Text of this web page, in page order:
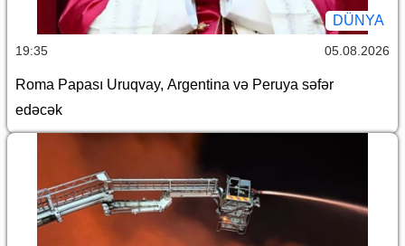
DÜNYA
19:35 05.08.2026
Roma Papası Uruqvay, Argentina və Peruya səfər
edəcək